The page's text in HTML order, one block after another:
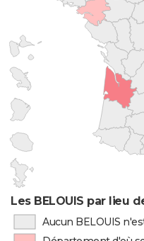
Les BELOUIS par lieu
Aucun BELOUIS